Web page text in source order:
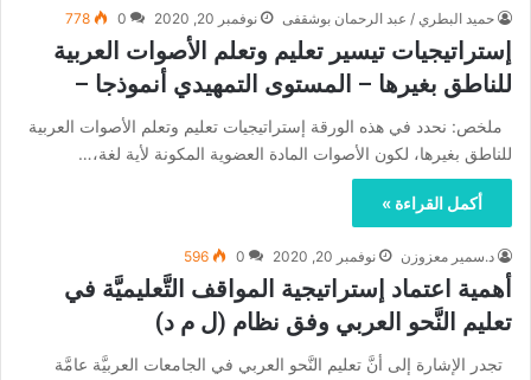
حميد البطري / عبد الرحمان بوشقفى نوفمبر 20, 2020 0
778
إستراتيجيات تيسير تعليم وتعلم الأصوات العربية
للناطق بغيرها – المستوى التمهيدي أنموذجا –
ملخص: نحدد في هذه الورقة إستراتيجيات تعليم وتعلم الأصوات العربية
للناطق بغيرها، لكون الأصوات المادة العضوية المكونة لأية لغة،…
أكمل القراءة »
د.سمير معزوزن نوفمبر 20, 2020 0
596
أهمية اعتماد إستراتيجية المواقف التَّعليميَّة في
تعليم النَّحو العربي وفق نظام (ل م د)
تجدر الإشارة إلى أنَّ تعليم النَّحو العربي في الجامعات العربيَّة عامَّة